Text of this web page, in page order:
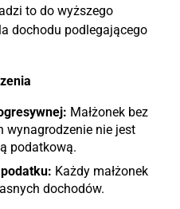
to do wyższego
dochodu podlegającego
Małżonek bez
wynagrodzenie nie jest
podatkową.
Każdy małżonek
dochodów.